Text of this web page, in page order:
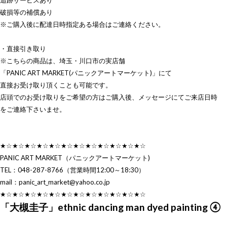
破損等の補償あり
※ご購入後に配達日時指定ある場合はご連絡ください。
・直接引き取り
※こちらの商品は、埼玉・川口市の実店舗
「PANIC ART MARKET(パニックアートマーケット)」にて
直接お受け取り頂くことも可能です。
店頭でのお受け取りをご希望の方はご購入後、メッセージにてご来店日時
をご連絡下さいませ。
★☆★☆★☆★☆★☆★☆★☆★☆★☆★☆★☆★☆
PANIC ART MARKET（パニックアートマーケット)
TEL：048-287-8766（営業時間12:00～18:30）
mail： panic_art_market@yahoo.co.jp
★☆★☆★☆★☆★☆★☆★☆★☆★☆★☆★☆★☆
「大槻圭子」ethnic dancing man dyed painting ④